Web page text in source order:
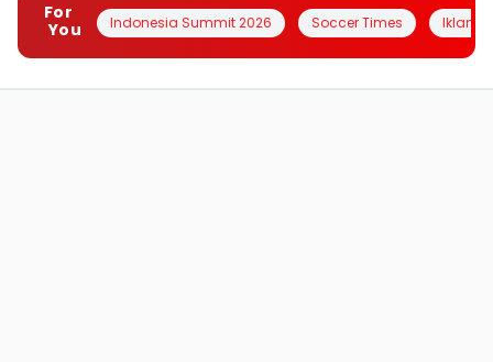
For
You
Indonesia Summit 2026 Soccer Times Iklanin